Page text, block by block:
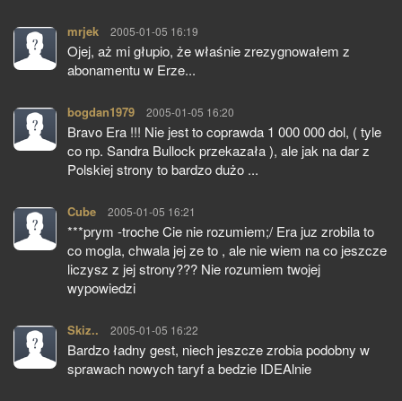
mrjek pisze:
2005-01-05 16:19
Ojej, aż mi głupio, że właśnie zrezygnowałem z
abonamentu w Erze...
bogdan1979 pisze:
2005-01-05 16:20
Bravo Era !!! Nie jest to coprawda 1 000 000 dol, ( tyle
co np. Sandra Bullock przekazała ), ale jak na dar z
Polskiej strony to bardzo dużo ...
Cube pisze:
2005-01-05 16:21
***prym -troche Cie nie rozumiem;/ Era juz zrobila to
co mogla, chwala jej ze to , ale nie wiem na co jeszcze
liczysz z jej strony??? Nie rozumiem twojej
wypowiedzi
Skiz.. pisze:
2005-01-05 16:22
Bardzo ładny gest, niech jeszcze zrobia podobny w
sprawach nowych taryf a bedzie IDEAlnie